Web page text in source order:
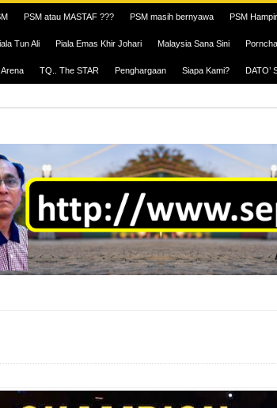
PSM atau MASTAF ??? PSM masih bernyawa PSM
Tun Ali Piala Emas Khir Johari Malaysia Sana Sini
TQ.. The STAR Penghargaan Siapa Kami? DATO’